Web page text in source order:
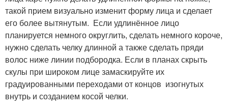
такой прием визуально изменит форму лица и сделает
его более вытянутым. Если удлинённое лицо
планируется немного округлить, сделать немного короче,
нужно сделать челку длинной а также сделать пряди
волос ниже линии подбородка. Если в планах скрыть
скулы при широком лице замаскируйте их
градуированными переходами от концов изогнутых
внутрь и созданием косой челки.